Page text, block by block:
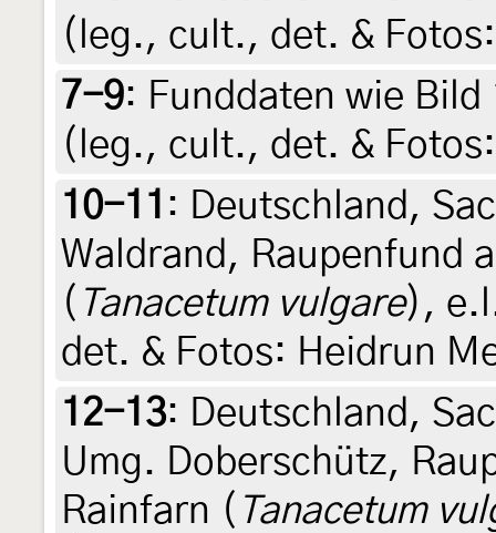
(leg., cult., det. &
7-9: Funddaten wie
(leg., cult., det. &
10-11 : Deutschland,
Waldrand, Raupenfund
( Tanacetum vulgare),
det. & Fotos: Heidrun
12-13: Deutschland,
Umg. Doberschütz,
Rainfarn ( Tanacetum